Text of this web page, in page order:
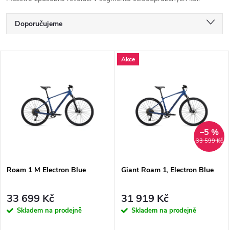
Ř
a
p
r
Doporučujeme
Nejprodávanější
Abecedně
s
p
r
Roam 1 M Electron Blue
33 699 Kč
Skladem na prodejně
Akce
33 599 Kč
–5 %
Giant Roam 1, Electron Blue
31 919 Kč
Skladem na prodejně